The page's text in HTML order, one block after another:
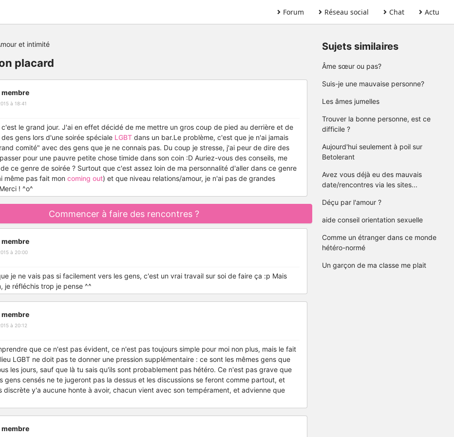
Forum Réseau social Chat Actu
et intimité
placard
à 18:41
c'est le grand jour. J'ai en effet décidé de me mettre un gros coup de pied au derrière et de
gens lors d'une soirée spéciale LGBT dans un bar.Le problème, c'est que je n'ai jamais
comité" avec des gens que je ne connais pas. Du coup je stresse, j'ai peur de dire des
pour une pauvre petite chose timide dans son coin :D Auriez-vous des conseils, me
ce genre de soirée ? Surtout que c'est assez loin de ma personnalité d'aller dans ce genre
même pas fait mon coming out) et que niveau relations/amour, je n'ai pas de grandes
! ^o^
Commencer à faire des rencontres ?
à 20:00
je ne vais pas si facilement vers les gens, c'est un vrai travail sur soi de faire ça :p Mais
je réfléchis trop je pense ^^
à 20:12
que ce n'est pas évident, ce n'est pas toujours simple pour moi non plus, mais le fait
LGBT ne doit pas te donner une pression supplémentaire : ce sont les mêmes gens que
les jours, sauf que là tu sais qu'ils sont probablement pas hétéro. Ce n'est pas grave que
gens censés ne te jugeront pas la dessus et les discussions se feront comme partout, et
discrète y'a aucune honte à avoir, chacun vient avec son tempérament, et advienne que
Sujets similaires
Âme sœur ou pas?
Suis-je une mauvaise personne?
Les âmes jumelles
Trouver la bonne personne, est ce
difficile ?
Aujourd'hui seulement à poil sur
Betolerant
Avez vous déjà eu des mauvais
date/rencontres via les sites...
Déçu par l'amour ?
aide conseil orientation sexuelle
Comme un étranger dans ce monde
hétéro-normé
Un garçon de ma classe me plait